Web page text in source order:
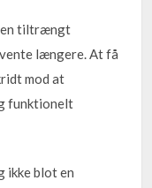
en tiltrængt
længere. At få
mod at
funktionelt
ikke blot en